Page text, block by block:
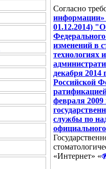
Согласно
информации»
01.12.2014)
изменений в
технологиях
декабря
Российской
февраля 2009
службы по
«Интернет» «